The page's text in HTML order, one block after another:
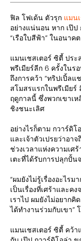
ฟิล โฟเด้น ตัวรุก แมน
อย่างแน่นอน หาก เป๊
“เรือใบสีฟ้า” ในอนาคต
แมนเชสเตอร์ ซิตี้ ปร
พรีเมียร์ลีก 6 ครั้งในร
ถึงการคว้า “ทริปเปิ้ล
สโมสรแรกในพรีเมีย
ฤดูกาลนี้ ซึ่งพวกเขาเ
ชิงชนะเลิศ
อย่างไรก็ตาม กวาร์ดิ
และเจ้าตัวเปรยว่าอา
ช่วงเวลาแห่งความเ
เตะที่ได้รับการปลุกปั้น
“ผมยังไม่รู้เรื่องอะไร
เป็นเรื่องที่เศร้าและค
เราไป ผมยังไม่อยาก
ได้ทำงานร่วมกับเขา”
แมนเชสเตอร์ ซิตี้ คว้า